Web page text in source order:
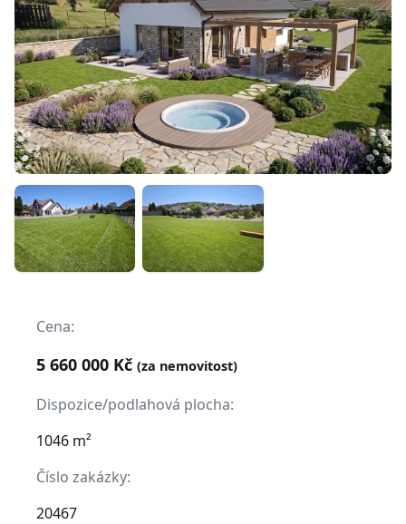
Cena:
5 660 000 Kč (za nemovitost)
Dispozice/podlahová plocha:
1046 m²
Číslo zakázky:
20467